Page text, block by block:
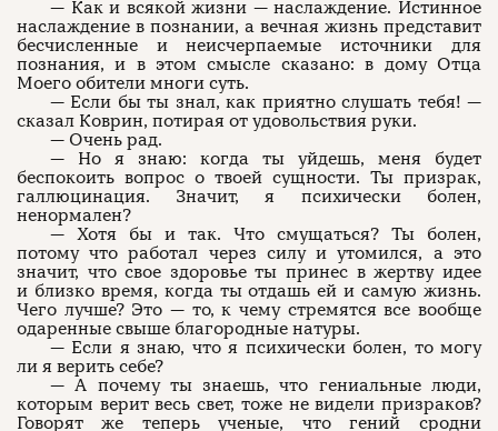
— Как и всякой жизни — наслаждение. Истинное
наслаждение в познании, а вечная жизнь представит
бесчисленные и неисчерпаемые источники для
познания, и в этом смысле сказано: в дому Отца
Моего обители многи суть.
— Если бы ты знал, как приятно слушать тебя! —
сказал Коврин, потирая от удовольствия руки.
— Очень рад.
— Но я знаю: когда ты уйдешь, меня будет
беспокоить вопрос о твоей сущности. Ты призрак,
галлюцинация. Значит, я психически болен,
ненормален?
— Хотя бы и так. Что смущаться? Ты болен,
потому что работал через силу и утомился, а это
значит, что свое здоровье ты принес в жертву идее
и близко время, когда ты отдашь ей и самую жизнь.
Чего лучше? Это — то, к чему стремятся все вообще
одаренные свыше благородные натуры.
— Если я знаю, что я психически болен, то могу
ли я верить себе?
— А почему ты знаешь, что гениальные люди,
которым верит весь свет, тоже не видели призраков?
Говорят же теперь ученые, что гений сродни